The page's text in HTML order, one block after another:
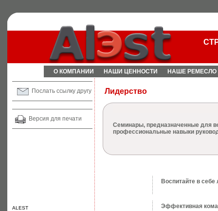
О КОМПАНИИ НАШИ ЦЕННОСТИ НАШЕ РЕМЕСЛО
Послать ссылку другу
Версия для печати
Лидерство
Семинары, предназначенные для
профессиональные навыки
Воспитайте в себе
Эффективная
ALEST